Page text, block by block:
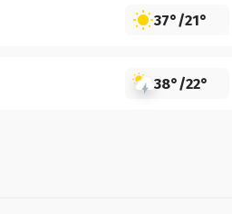
37°/21°
38°/22°